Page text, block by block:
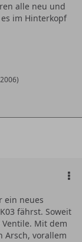
alle neu und
im Hinterkopf
)
ein neues
fährst. Soweit
Mit dem
Arsch, vorallem